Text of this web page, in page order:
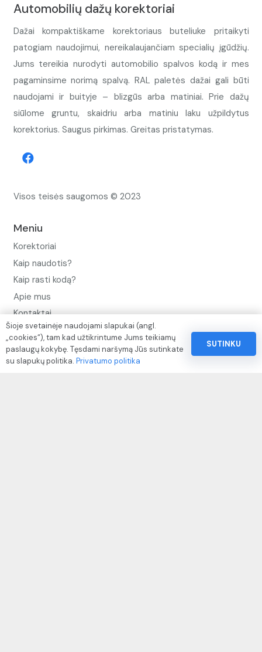
Automobilių dažų korektoriai
Dažai kompaktiškame korektoriaus buteliuke pritaikyti
patogiam naudojimui, nereikalaujančiam specialių įgūdžių.
Jums tereikia nurodyti automobilio spalvos kodą ir mes
pagaminsime norimą spalvą. RAL paletės dažai gali būti
naudojami ir buityje – blizgūs arba matiniai. Prie dažų
siūlome gruntu, skaidriu arba matiniu laku užpildytus
korektorius. Saugus pirkimas. Greitas pristatymas.
Visos teisės saugomos © 2023
Meniu
Korektoriai
Kaip naudotis?
Kaip rasti kodą?
Apie mus
Kontaktai
Privatumo politika
Pinigų ir prekių grąžinimo politika
Šioje svetainėje naudojami slapukai (angl.
„cookies“), tam kad užtikrintume Jums teikiamų
paslaugų kokybę. Tęsdami naršymą Jūs sutinkate
su slapukų politika. Privatumo politika
SUTINKU